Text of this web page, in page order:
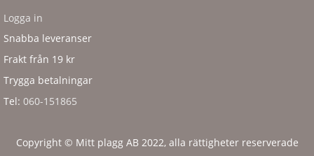
Logga in
Snabba leveranser
Frakt från 19 kr
Trygga betalningar
Tel: 060-151865
Copyright © Mitt plagg AB 2022, alla rättigheter reserverade